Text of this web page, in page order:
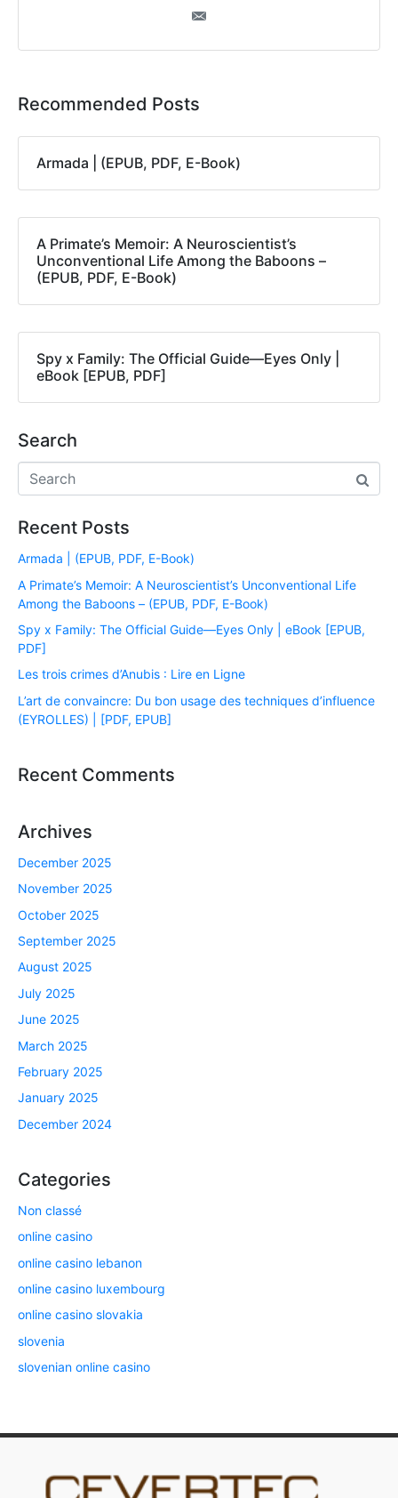
Recommended Posts
Armada | (EPUB, PDF, E-Book)
A Primate’s Memoir: A Neuroscientist’s
Unconventional Life Among the Baboons –
(EPUB, PDF, E-Book)
Spy x Family: The Official Guide―Eyes Only |
eBook [EPUB, PDF]
Search
Recent Posts
Armada | (EPUB, PDF, E-Book)
A Primate’s Memoir: A Neuroscientist’s Unconventional Life
Among the Baboons – (EPUB, PDF, E-Book)
Spy x Family: The Official Guide―Eyes Only | eBook [EPUB,
PDF]
Les trois crimes d’Anubis : Lire en Ligne
L’art de convaincre: Du bon usage des techniques d’influence
(EYROLLES) | [PDF, EPUB]
Recent Comments
Archives
December 2025
November 2025
October 2025
September 2025
August 2025
July 2025
June 2025
March 2025
February 2025
January 2025
December 2024
Categories
Non classé
online casino
online casino lebanon
online casino luxembourg
online casino slovakia
slovenia
slovenian online casino